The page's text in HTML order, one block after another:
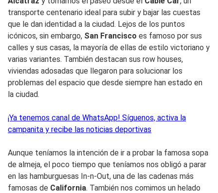
transporte centenario ideal para subir y bajar las cuestas
que le dan identidad a la ciudad. Lejos de los puntos
icónicos, sin embargo, San Francisco es famoso por sus
calles y sus casas, la mayoría de ellas de estilo victoriano y
varias variantes. También destacan sus row houses,
viviendas adosadas que llegaron para solucionar los
problemas del espacio que desde siempre han estado en
la ciudad.
¡Ya tenemos canal de WhatsApp! Síguenos, activa la
campanita y recibe las noticias deportivas
Aunque teníamos la intención de ir a probar la famosa sopa
de almeja, el poco tiempo que teníamos nos obligó a parar
en las hamburguesas In-n-Out, una de las cadenas más
famosas de California. También nos comimos un helado